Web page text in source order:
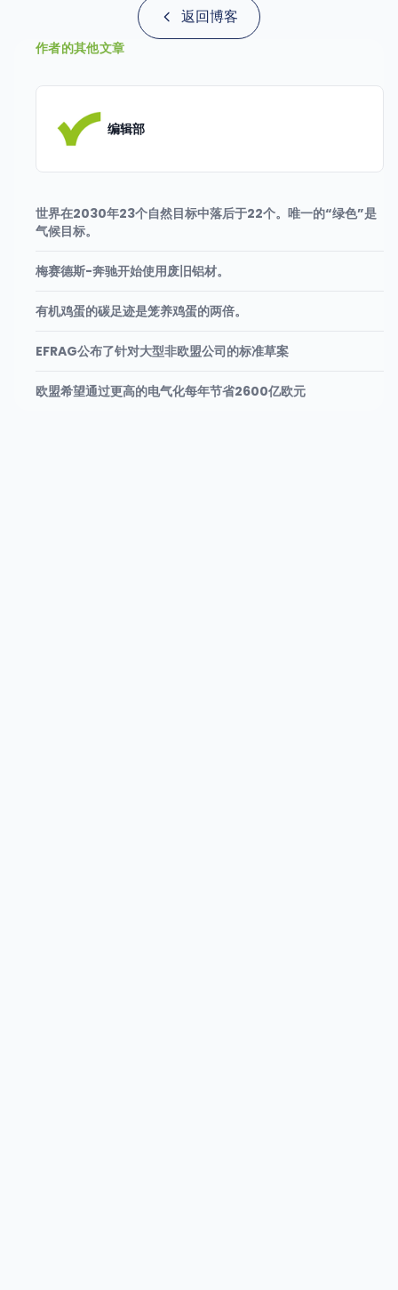
返回博客
作者的其他文章
编辑部
世界在2030年23个自然目标中落后于22个。唯一的“绿色”是
气候目标。
梅赛德斯-奔驰开始使用废旧铝材。
有机鸡蛋的碳足迹是笼养鸡蛋的两倍。
EFRAG公布了针对大型非欧盟公司的标准草案
欧盟希望通过更高的电气化每年节省2600亿欧元